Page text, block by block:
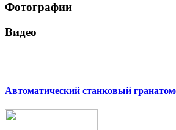
Фотографии
Видео
Автоматический станковый